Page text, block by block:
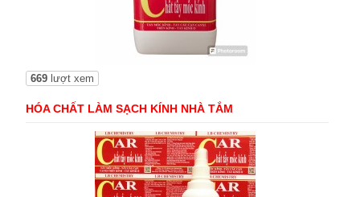
669lượt xem
HÓA CHẤT LÀM SẠCH KÍNH NHÀ TẮM